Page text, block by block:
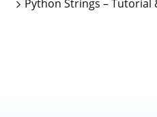
Python Strings – Tutorial